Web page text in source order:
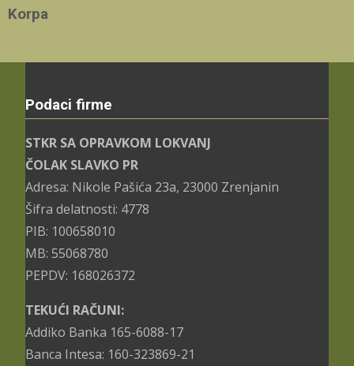
Korpa
Podaci firme
STKR SA OPRAVKOM LOKVANJ
ČOLAK SLAVKO PR
Adresa: Nikole Pašića 23a, 23000 Zrenjanin
Šifra delatnosti: 4778
PIB: 100658010
MB: 55068780
PEPDV: 168026372
TEKUĆI RAČUNI:
Addiko Banka 165-6088-17
Banca Intesa: 160-323869-21